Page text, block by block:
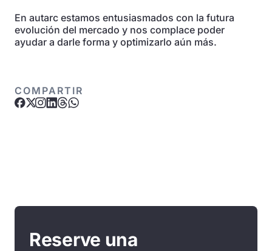
En autarc estamos entusiasmados con la futura
evolución del mercado y nos complace poder
ayudar a darle forma y optimizarlo aún más.
COMPARTIR
Reserve una